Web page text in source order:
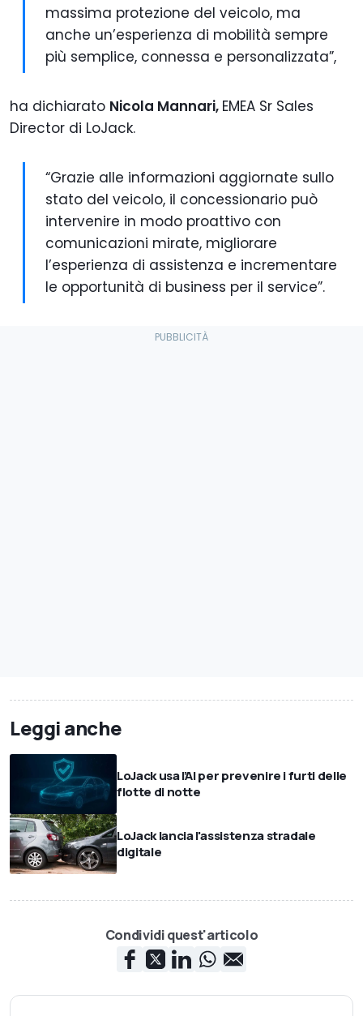
massima protezione del veicolo, ma
anche un’esperienza di mobilità sempre
più semplice, connessa e personalizzata”,
ha dichiarato Nicola Mannari, EMEA Sr Sales
Director di LoJack.
“Grazie alle informazioni aggiornate sullo
stato del veicolo, il concessionario può
intervenire in modo proattivo con
comunicazioni mirate, migliorare
l’esperienza di assistenza e incrementare
le opportunità di business per il service”.
Leggi anche
LoJack usa l’AI per prevenire i furti delle
flotte di notte
LoJack lancia l'assistenza stradale
digitale
Condividi quest'articolo